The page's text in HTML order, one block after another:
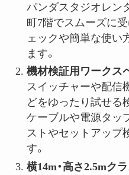
パンダスタジオレン
町7階でスムーズに
ェックや簡単な使い
ます。
機材検証用ワークス
スイッチャーや配信
どをゆったり試せる
ケーブルや電源タッ
ストやセットアップ
す。
横14m・高さ2.5mク